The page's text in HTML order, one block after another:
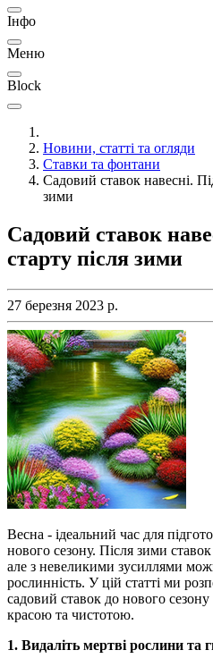
Інфо
Меню
Block
Новини, статті та огляди
Ставки та фонтани
Садовий ставок навесні.
зими
Садовий ставок
старту після зими
27 березня 2023 р.
Весна - ідеальний час для
нового сезону. Після зими
але з невеликими зусиллями
рослинність. У цій статті ми
садовий ставок до нового
красою та чистотою.
1. Видаліть мертві рослини та